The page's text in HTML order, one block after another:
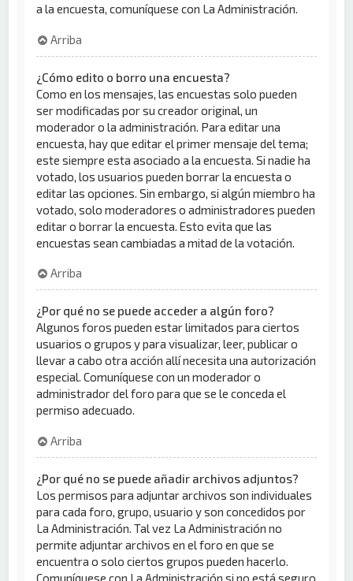
a la encuesta, comuníquese con La Administración.
Arriba
¿Cómo edito o borro una encuesta?
Como en los mensajes, las encuestas solo pueden
ser modificadas por su creador original, un
moderador o la administración. Para editar una
encuesta, hay que editar el primer mensaje del tema;
este siempre esta asociado a la encuesta. Si nadie ha
votado, los usuarios pueden borrar la encuesta o
editar las opciones. Sin embargo, si algún miembro ha
votado, solo moderadores o administradores pueden
editar o borrar la encuesta. Esto evita que las
encuestas sean cambiadas a mitad de la votación.
Arriba
¿Por qué no se puede acceder a algún foro?
Algunos foros pueden estar limitados para ciertos
usuarios o grupos y para visualizar, leer, publicar o
llevar a cabo otra acción allí necesita una autorización
especial. Comuníquese con un moderador o
administrador del foro para que se le conceda el
permiso adecuado.
Arriba
¿Por qué no se puede añadir archivos adjuntos?
Los permisos para adjuntar archivos son individuales
para cada foro, grupo, usuario y son concedidos por
La Administración. Tal vez La Administración no
permite adjuntar archivos en el foro en que se
encuentra o solo ciertos grupos pueden hacerlo.
Comuníquese con La Administración si no está seguro